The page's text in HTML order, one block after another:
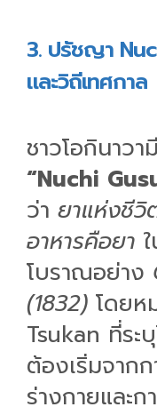
3. ปรัชญา
และวิถีเทศกาล
ชาวโอกินาว
“Nuchi
ว่า ยาแห่งชีวิ
อาหารคือยา
โบราณอย่าง
(1832) โดยห
Tsukan ที่ระ
ต้องเริ่มจาก
ร่างกายและ